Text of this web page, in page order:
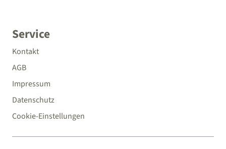
Service
Kontakt
AGB
Impressum
Datenschutz
Cookie-Einstellungen